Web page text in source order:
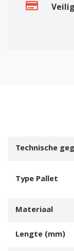
Veilig
Technische
Type Pallet
Materiaal
Lengte (mm)